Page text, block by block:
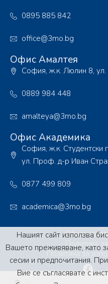
0895 885 842
office@3mo.bg
Офис Амалтея
София, ж.к. Люлин 8, ул.
0889 984 448
amalteya@3mo.bg
Офис Академика
София, ж.к. Студентски
ул. Проф. д-р Иван
0877 499 809
academica@3mo.bg
Общи
Политика
Политика за
Нашият сайт използва
Вашето преживяване, като
сесии и предпочитания.
Вие се съгласявате с